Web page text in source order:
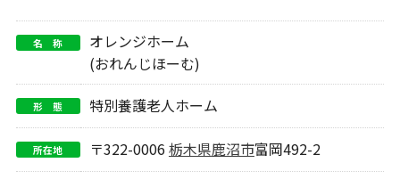
名 称
オレンジホーム
(おれんじほーむ)
形 態 特別養護老人ホーム
所在地 〒322-0006 栃木県鹿沼市富岡492-2